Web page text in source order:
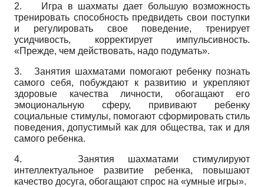
2. Игра в шахматы дает большую возможность
тренировать способность предвидеть свои поступки
и регулировать свое поведение, тренирует
усидчивость, корректирует импульсивность.
«Прежде, чем действовать, надо подумать».
3. Занятия шахматами помогают ребенку познать
самого себя, побуждают к развитию и укрепляют
здоровые качества личности, обогащают его
эмоциональную сферу, прививают ребенку
социальные стимулы, помогают сформировать стиль
поведения, допустимый как для общества, так и для
самого ребенка.
4. Занятия шахматами стимулируют
интеллектуальное развитие ребенка, повышают
качество досуга, обогащают спрос на «умные игры».